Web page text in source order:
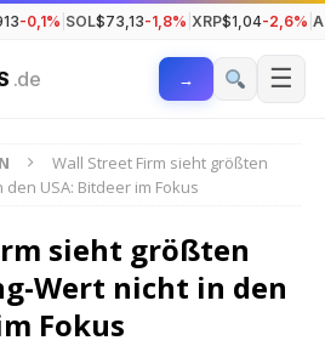
-0,1% SOL$73,13-1,8% XRP$1,04-2,6%
.de → ☰
Wall Street Firm sieht größten
USA: Bitdeer im Fokus
sieht größten
Wert nicht in den
Fokus